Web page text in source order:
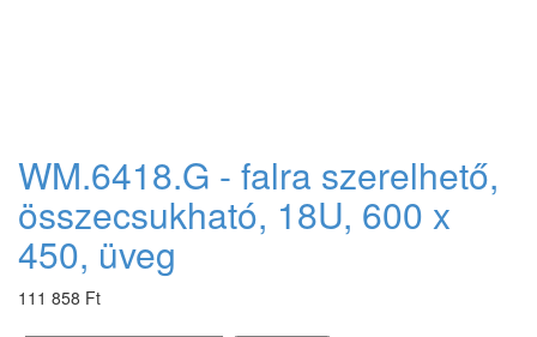
WM.6418.G - falra szerelhető,
összecsukható, 18U, 600 x
450, üveg
111 858 Ft